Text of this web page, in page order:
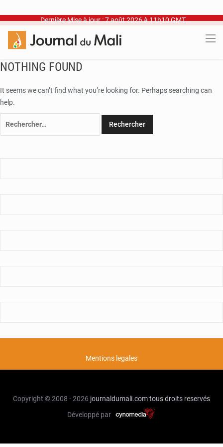
Dernière Mise à jour : 7 août 2026 à 11h10 GMT
NOTHING FOUND
It seems we can’t find what you’re looking for. Perhaps searching can
help.
Mentions legales
Copyright © 2008 - 2026 journaldumali.comtous droits reservés
Développé par